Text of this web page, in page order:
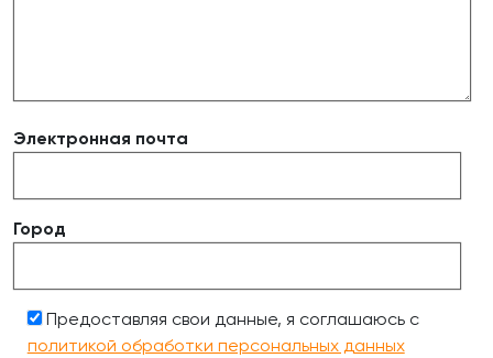
Электронная почта
Город
Предоставляя свои данные, я соглашаюсь с
политикой обработки персональных данных